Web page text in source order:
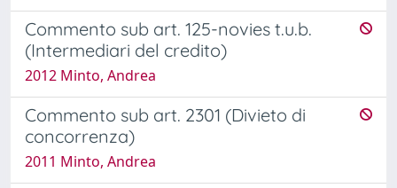
Commento sub art. 125-novies t.u.b.
(Intermediari del credito)
2012 Minto, Andrea
Commento sub art. 2301 (Divieto di
concorrenza)
2011 Minto, Andrea